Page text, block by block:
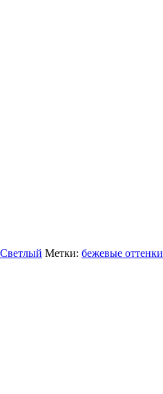
Светлый Метки: бежевые оттенки